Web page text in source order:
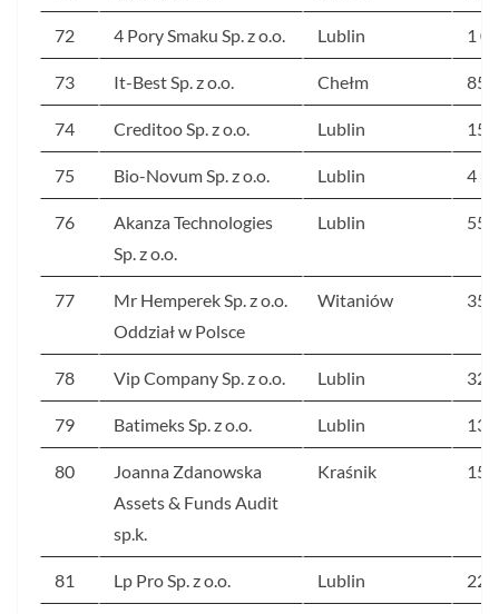
72 4 Pory Smaku Sp. z o.o. Lublin 1
73 It-Best Sp. z o.o. Chełm 854
74 Creditoo Sp. z o.o. Lublin 156
75 Bio-Novum Sp. z o.o. Lublin 4
76
Akanza Technologies
Sp. z o.o.
Lublin 550
77
Mr Hemperek Sp. z o.o.
Oddział w Polsce
Witaniów 359
78 Vip Company Sp. z o.o. Lublin 324
79 Batimeks Sp. z o.o. Lublin 132
80
Joanna Zdanowska
Assets & Funds Audit
sp.k.
Kraśnik 154
81 Lp Pro Sp. z o.o. Lublin 227